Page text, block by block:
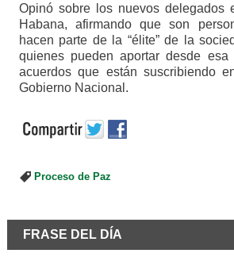
Opinó sobre los nuevos delegados
Habana, afirmando que son
hacen parte de la “élite” de la
quienes pueden aportar desde
acuerdos que están suscribiendo
Gobierno Nacional.
Proceso de Paz
FRASE DEL DÍA